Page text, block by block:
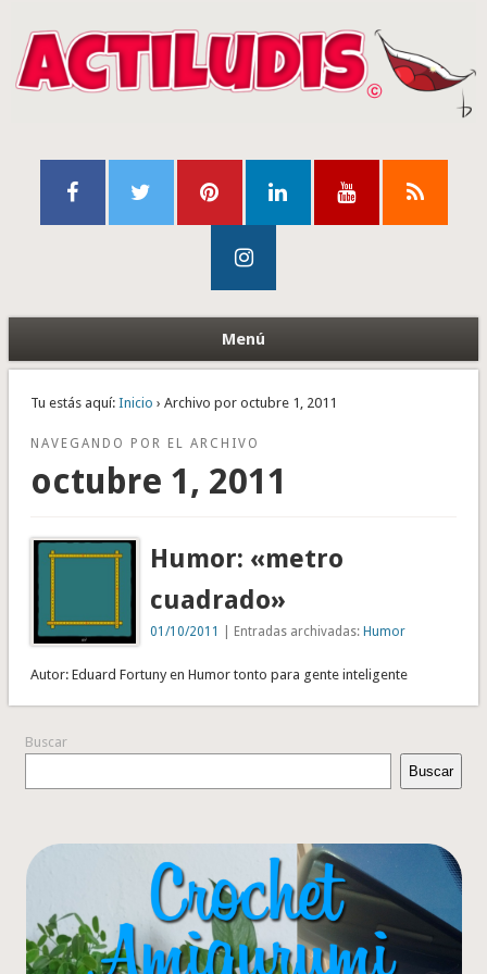
Menú
Tu estás aquí: Inicio › Archivo por octubre 1, 2011
NAVEGANDO POR EL ARCHIVO
octubre 1, 2011
Humor: «metro
cuadrado»
01/10/2011 | Entradas archivadas:Humor
Autor: Eduard Fortuny en Humor tonto para gente inteligente
Buscar
Buscar